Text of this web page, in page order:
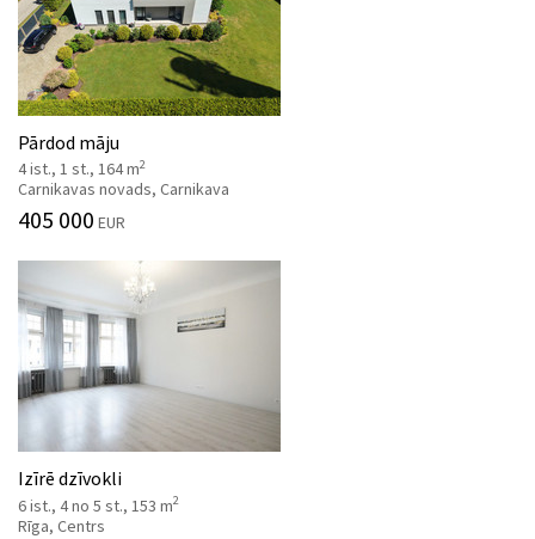
Pārdod māju
4 ist., 1 st., 164 m2
Carnikavas novads, Carnikava
405 000 EUR
Izīrē dzīvokli
6 ist., 4 no 5 st., 153 m2
Rīga, Centrs